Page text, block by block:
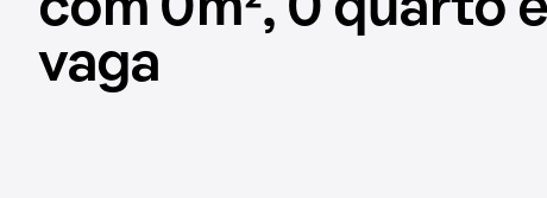
com 0m², 0 quarto
vaga